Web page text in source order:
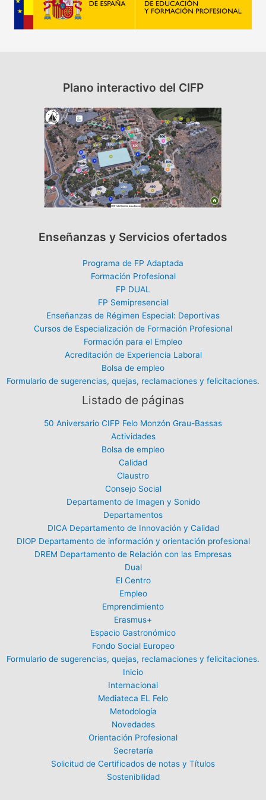
Plano interactivo del CIFP
Enseñanzas y Servicios ofertados
Programa de FP Adaptada
Formación Profesional
FP DUAL
FP Semipresencial
Enseñanzas de Régimen Especial: Deportivas
Cursos de Especialización de Formación Profesional
Formación para el Empleo
Acreditación de Experiencia Laboral
Bolsa de empleo
Formulario de sugerencias, quejas, reclamaciones y felicitaciones.
Listado de páginas
50 Aniversario CIFP Felo Monzón Grau-Bassas
Actividades
Bolsa de empleo
Calidad
Claustro
Consejo Social
Departamento de Imagen y Sonido
Departamentos
DICA Departamento de Innovación y Calidad
DIOP Departamento de información y orientación profesional
DREM Departamento de Relación con las Empresas
Dual
El Centro
Empleo
Emprendimiento
Erasmus+
Espacio Gastronómico
Fondo Social Europeo
Formulario de sugerencias, quejas, reclamaciones y felicitaciones.
Inicio
Internacional
Mediateca EL Felo
Metodología
Novedades
Orientación Profesional
Secretaría
Solicitud de Certificados de notas y Títulos
Sostenibilidad